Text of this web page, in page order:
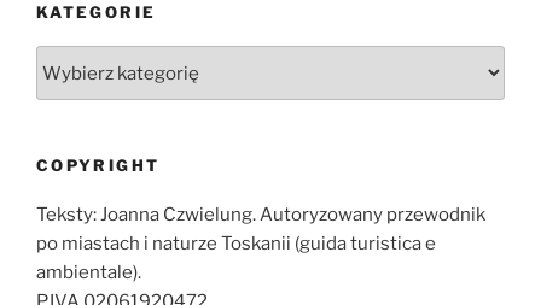
KATEGORIE
COPYRIGHT
Teksty: Joanna Czwielung. Autoryzowany przewodnik
po miastach i naturze Toskanii (guida turistica e
ambientale).